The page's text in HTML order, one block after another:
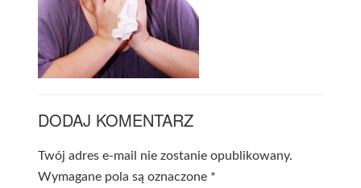
DODAJ KOMENTARZ
Twój adres e-mail nie zostanie opublikowany.
Wymagane pola są oznaczone *